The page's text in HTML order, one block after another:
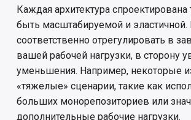
Прежде чем начать
С какой архитектуры начать
Ожидаемая нагрузка (RPS
или количество
пользователей)
История файла
Запросы на слияние
Использование CI/CD для
сборки
Средства выполнения
Настраиваемая ролевая
модель
Роли и разрешения
Участники проекта
Каждая архитектура спроектирована
быть масштабируемой и
соответственно отрегулировать в
вашей рабочей нагрузки, в сторону
уменьшения. Например, некоторые
«тяжелые» сценарии, такие как
больших монорепозиториев или
дополнительные рабочие нагрузки.